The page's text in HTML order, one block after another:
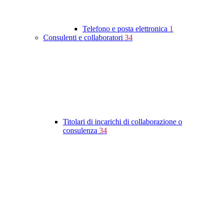
Telefono e posta elettronica 1
Consulenti e collaboratori 34
Titolari di incarichi di collaborazione o
consulenza 34